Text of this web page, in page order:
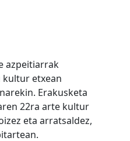
azpeitiarrak
kultur etxean
Erakusketa
22ra arte kultur
eta arratsaldez,